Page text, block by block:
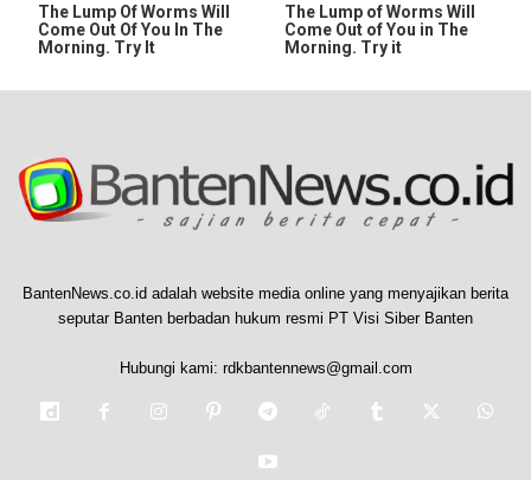
The Lump Of Worms Will
Come Out Of You In The
Morning. Try It
The Lump of Worms Will
Come Out of You in The
Morning. Try it
BantenNews.co.id adalah website media online yang menyajikan berita
seputar Banten berbadan hukum resmi PT Visi Siber Banten
Hubungi kami: rdkbantennews@gmail.com